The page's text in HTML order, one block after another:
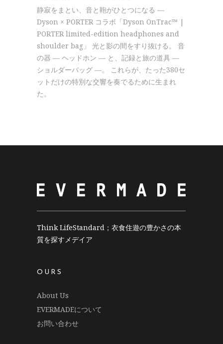
静寂をまとい、音と鞄がひとつになる —
Dyson × PORTER コラボ「Dyson OnTrac™ |
PORTER limited-edition headphones and
shoulder bag」 光と影の間をすり抜ける。 音
の器 — ヘッドホン — と、記録と旅の道具 —
ショルダーバッグ —。 これらが、たった380セ
ットだけの特別な交響を奏でるために生まれ
た。
Think LifeStandard；衣食住遊の豊かさの本
質を探すメデイア
OURS
About Us
EVERMADEについて
お問い合わせ